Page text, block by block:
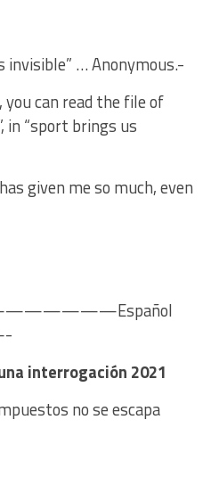
invisible” … Anonymous.-
you can read the file of
in “sport brings us
given me so much, even
interrogación 2021
no se escapa